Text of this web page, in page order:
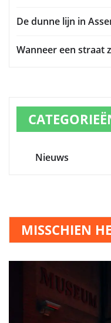
De dunne lijn in
Wanneer een straat
Nieuws
MISSCHIEN